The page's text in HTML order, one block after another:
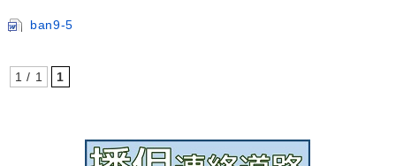
ban9-5
1 / 1 1